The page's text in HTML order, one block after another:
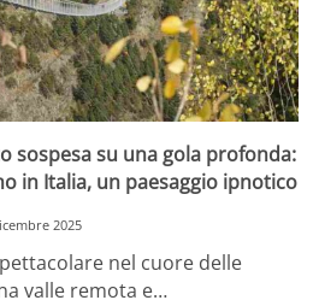
sospesa su una gola profonda:
in Italia, un paesaggio ipnotico
2025
nel cuore delle
valle remota e…